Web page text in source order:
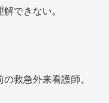
できない。
救急外来看護師。